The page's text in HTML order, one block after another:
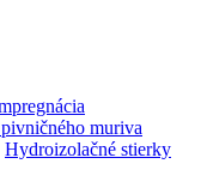
muriva
Hydroizolačné stierky